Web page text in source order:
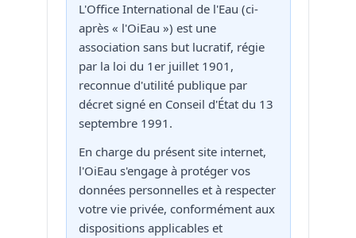
L'Office International de l'Eau (ci-
après « l'OiEau ») est une
association sans but lucratif, régie
par la loi du 1er juillet 1901,
reconnue d'utilité publique par
décret signé en Conseil d'État du 13
septembre 1991.
En charge du présent site internet,
l'OiEau s'engage à protéger vos
données personnelles et à respecter
votre vie privée, conformément aux
dispositions applicables et